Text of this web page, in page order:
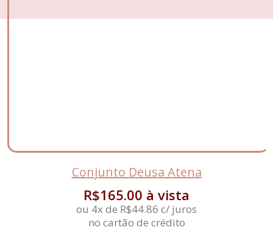
Conjunto Deusa Atena
R$165.00 à vista
ou 4x de R$44.86 c/ juros
no cartão de crédito